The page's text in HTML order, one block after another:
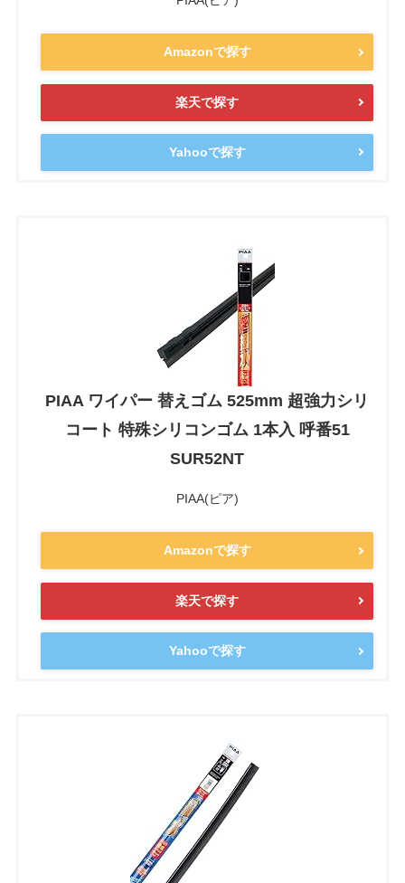
Amazonで探す
楽天で探す
Yahooで探す
PIAA ワイパー 替えゴム 525mm 超強力シリ
コート 特殊シリコンゴム 1本入 呼番51
SUR52NT
PIAA(ピア)
Amazonで探す
楽天で探す
Yahooで探す